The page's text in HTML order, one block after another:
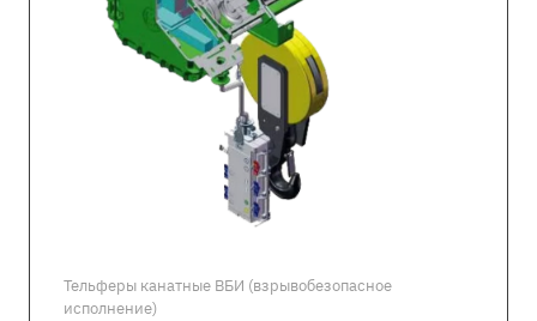
Тельферы канатные ВБИ (взрывобезопасное
исполнение)